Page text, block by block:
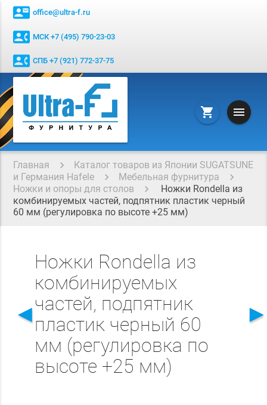
contact_mail office@ultra-f.ru
contact_phone МСК +7 (495) 790-23-03
contact_phone СПБ +7 (921) 772-37-75
shopping_cart menu
Главная
Каталог товаров из Японии SUGATSUNE
и Германия Hafele
Мебельная фурнитура
Ножки и опоры для столов
Ножки Rondella из
комбинируемых частей, подпятник пластик черный
60 мм (регулировка по высоте +25 мм)
◄
Ножки Rondella из
комбинируемых
частей, подпятник
пластик черный 60
мм (регулировка по
высоте +25 мм)